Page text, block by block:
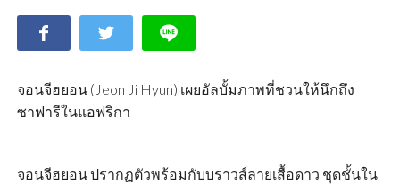
จอนจีฮยอน (Jeon Ji Hyun) เผยอัลบั้มภาพที่ชวนให้นึกถึง
ซาฟารีในแอฟริกา
จอนจีฮยอน ปรากฏตัวพร้อมกับบราวส์ลายเสื้อดาว ชุดชั้นใน